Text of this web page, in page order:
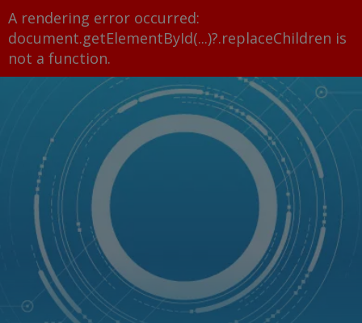
A rendering error occurred:
document.getElementById(...)?.replaceChildren is
not a function.